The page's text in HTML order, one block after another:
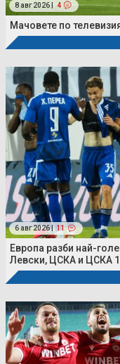
8 авг 2026 | 4
Мачовете по
6 авг 2026 | 11
Европа разби най-
Левски, ЦСКА и ЦСКА